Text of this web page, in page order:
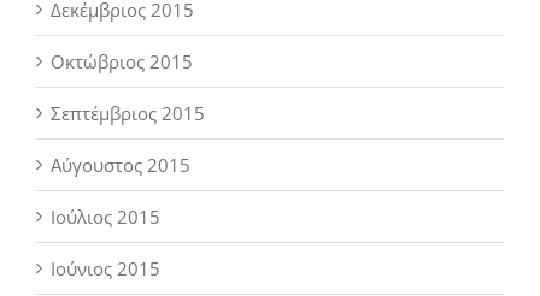
Δεκέμβριος 2015
Οκτώβριος 2015
Σεπτέμβριος 2015
Αύγουστος 2015
Ιούλιος 2015
Ιούνιος 2015